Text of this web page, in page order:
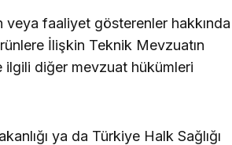
veya faaliyet gösterenler hakkında
İlişkin Teknik Mevzuatın
ilgili diğer mevzuat hükümleri
ya da Türkiye Halk Sağlığı